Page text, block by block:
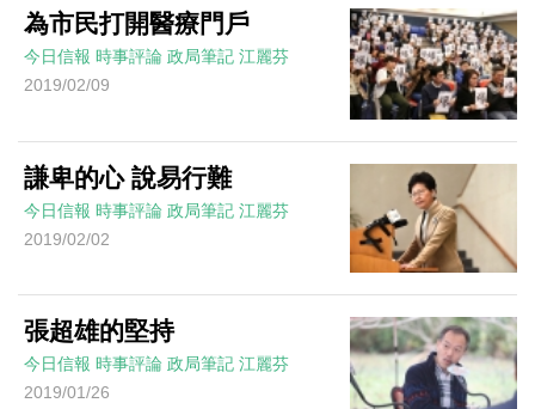
為市民打開醫療門戶
今日信報 時事評論 政局筆記 江麗芬
2019/02/09
謙卑的心 說易行難
今日信報 時事評論 政局筆記 江麗芬
2019/02/02
張超雄的堅持
今日信報 時事評論 政局筆記 江麗芬
2019/01/26